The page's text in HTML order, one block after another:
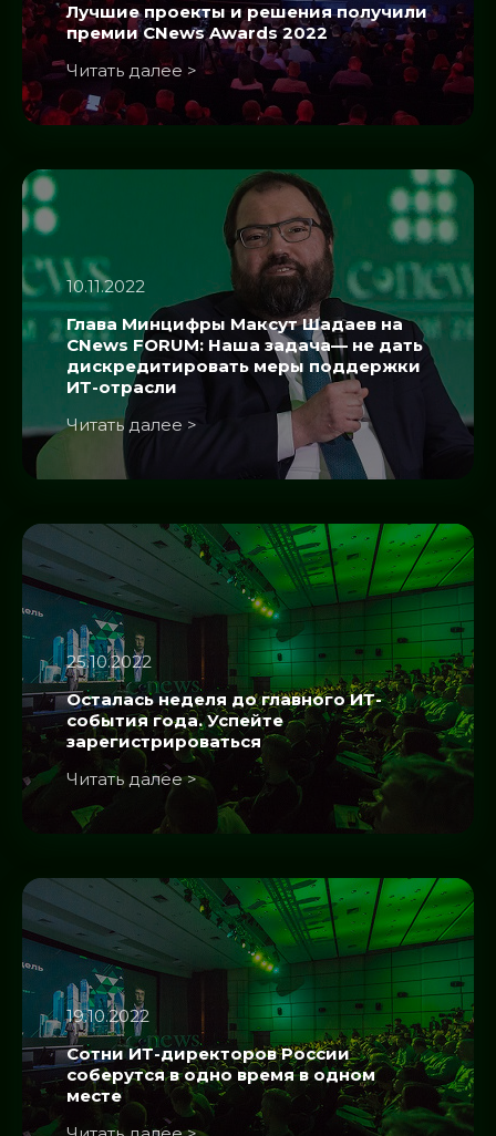
Лучшие проекты и решения получили
премии CNews Awards 2022
Читать далее >
10.11.2022
Глава Минцифры Максут Шадаев на
CNews FORUM: Наша задача— не дать
дискредитировать меры поддержки
ИТ-отрасли
Читать далее >
25.10.2022
Осталась неделя до главного ИТ-
события года. Успейте
зарегистрироваться
Читать далее >
19.10.2022
Сотни ИТ-директоров России
соберутся в одно время в одном
месте